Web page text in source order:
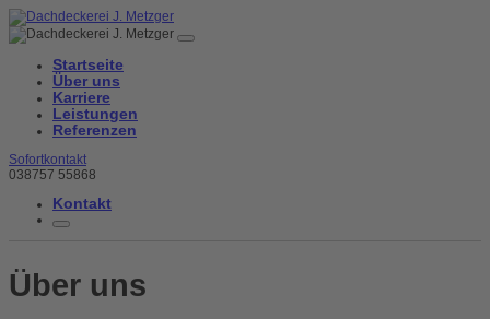
Startseite
Über uns
Karriere
Leistungen
Referenzen
Sofortkontakt
038757 55868
Kontakt
Über uns